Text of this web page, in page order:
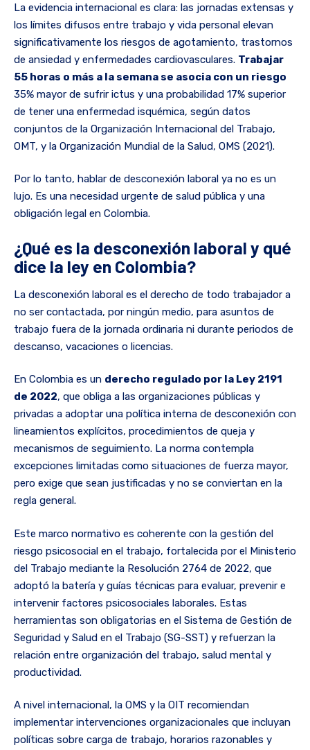
La evidencia internacional es clara: las jornadas extensas y
los límites difusos entre trabajo y vida personal elevan
significativamente los riesgos de agotamiento, trastornos
de ansiedad y enfermedades cardiovasculares. Trabajar
55 horas o más a la semana se asocia con un riesgo
35% mayor de sufrir ictus y una probabilidad 17% superior
de tener una enfermedad isquémica, según datos
conjuntos de la Organización Internacional del Trabajo,
OMT, y la Organización Mundial de la Salud, OMS (2021).
Por lo tanto, hablar de desconexión laboral ya no es un
lujo. Es una necesidad urgente de salud pública y una
obligación legal en Colombia.
¿Qué es la desconexión laboral y qué
dice la ley en Colombia?
La desconexión laboral es el derecho de todo trabajador a
no ser contactada, por ningún medio, para asuntos de
trabajo fuera de la jornada ordinaria ni durante periodos de
descanso, vacaciones o licencias.
En Colombia es un derecho regulado por la Ley 2191
de 2022, que obliga a las organizaciones públicas y
privadas a adoptar una política interna de desconexión con
lineamientos explícitos, procedimientos de queja y
mecanismos de seguimiento. La norma contempla
excepciones limitadas como situaciones de fuerza mayor,
pero exige que sean justificadas y no se conviertan en la
regla general.
Este marco normativo es coherente con la gestión del
riesgo psicosocial en el trabajo, fortalecida por el Ministerio
del Trabajo mediante la Resolución 2764 de 2022, que
adoptó la batería y guías técnicas para evaluar, prevenir e
intervenir factores psicosociales laborales. Estas
herramientas son obligatorias en el Sistema de Gestión de
Seguridad y Salud en el Trabajo (SG-SST) y refuerzan la
relación entre organización del trabajo, salud mental y
productividad.
A nivel internacional, la OMS y la OIT recomiendan
implementar intervenciones organizacionales que incluyan
políticas sobre carga de trabajo, horarios razonables y